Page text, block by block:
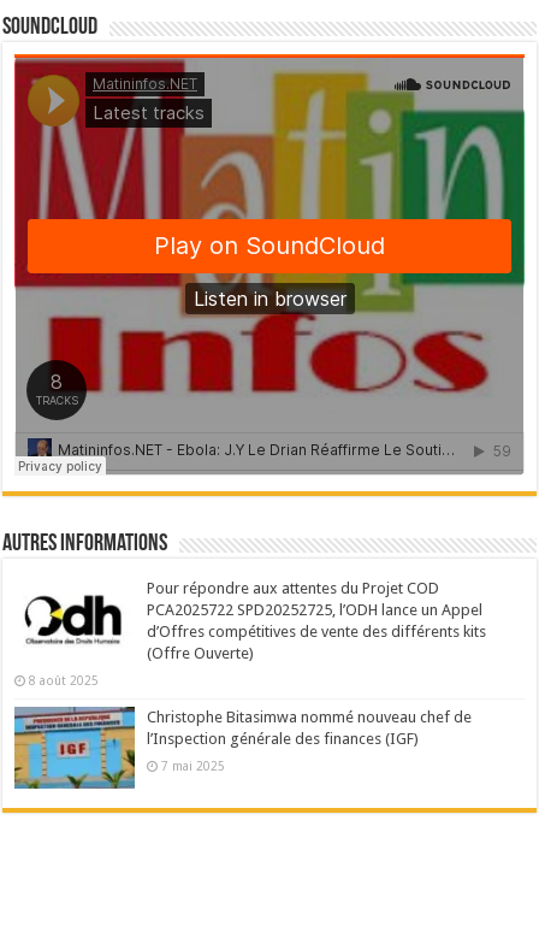
SoundCloud
Autres Informations
Pour répondre aux attentes du Projet COD
PCA2025722 SPD20252725, l’ODH lance un Appel
d’Offres compétitives de vente des différents kits
(Offre Ouverte)
8 août 2025
Christophe Bitasimwa nommé nouveau chef de
l’Inspection générale des finances (IGF)
7 mai 2025